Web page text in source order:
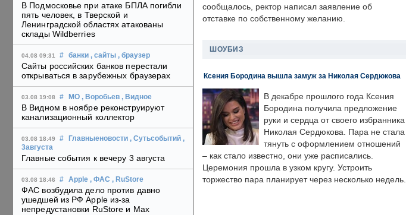
В Подмосковье при атаке БПЛА погибли
пять человек, в Тверской и
Ленинградской областях атакованы
склады Wildberries
04.08 09:31 # банки , сайты , браузер
Сайты российских банков перестали
открываться в зарубежных браузерах
03.08 19:08 # МО , Воробьев , Видное
В Видном в ноябре реконструируют
канализационный коллектор
03.08 18:49 # Главныеновости , Сутьсобытий ,
3августа
Главные события к вечеру 3 августа
03.08 18:46 # Apple , ФАС , RuStore
ФАС возбудила дело против давно
ушедшей из РФ Apple из-за
непредустановки RuStore и Max
сообщалось, ректор написал заявление об
отставке по собственному желанию.
ШОУБИЗ
Ксения Бородина вышла замуж за Николая Сердюкова
В декабре прошлого года Ксения
Бородина получила предложение
руки и сердца от своего избранника
Николая Сердюкова. Пара не стала
тянуть с оформлением отношений
– как стало известно, они уже расписались.
Церемония прошла в узком кругу. Устроить
торжество пара планирует через несколько недель.